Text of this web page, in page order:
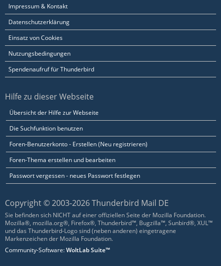
Impressum & Kontakt
Datenschutzerklärung
Einsatz von Cookies
Nutzungsbedingungen
Spendenaufruf für Thunderbird
Hilfe zu dieser Webseite
Übersicht der Hilfe zur Webseite
Die Suchfunktion benutzen
Foren-Benutzerkonto - Erstellen (Neu registrieren)
Foren-Thema erstellen und bearbeiten
Passwort vergessen - neues Passwort festlegen
Copyright © 2003-2026 Thunderbird Mail DE
Sie befinden sich NICHT auf einer offiziellen Seite der Mozilla Foundation.
Mozilla®, mozilla.org®, Firefox®, Thunderbird™, Bugzilla™, Sunbird®, XUL™
und das Thunderbird-Logo sind (neben anderen) eingetragene
Markenzeichen der Mozilla Foundation.
Community-Software:WoltLab Suite™